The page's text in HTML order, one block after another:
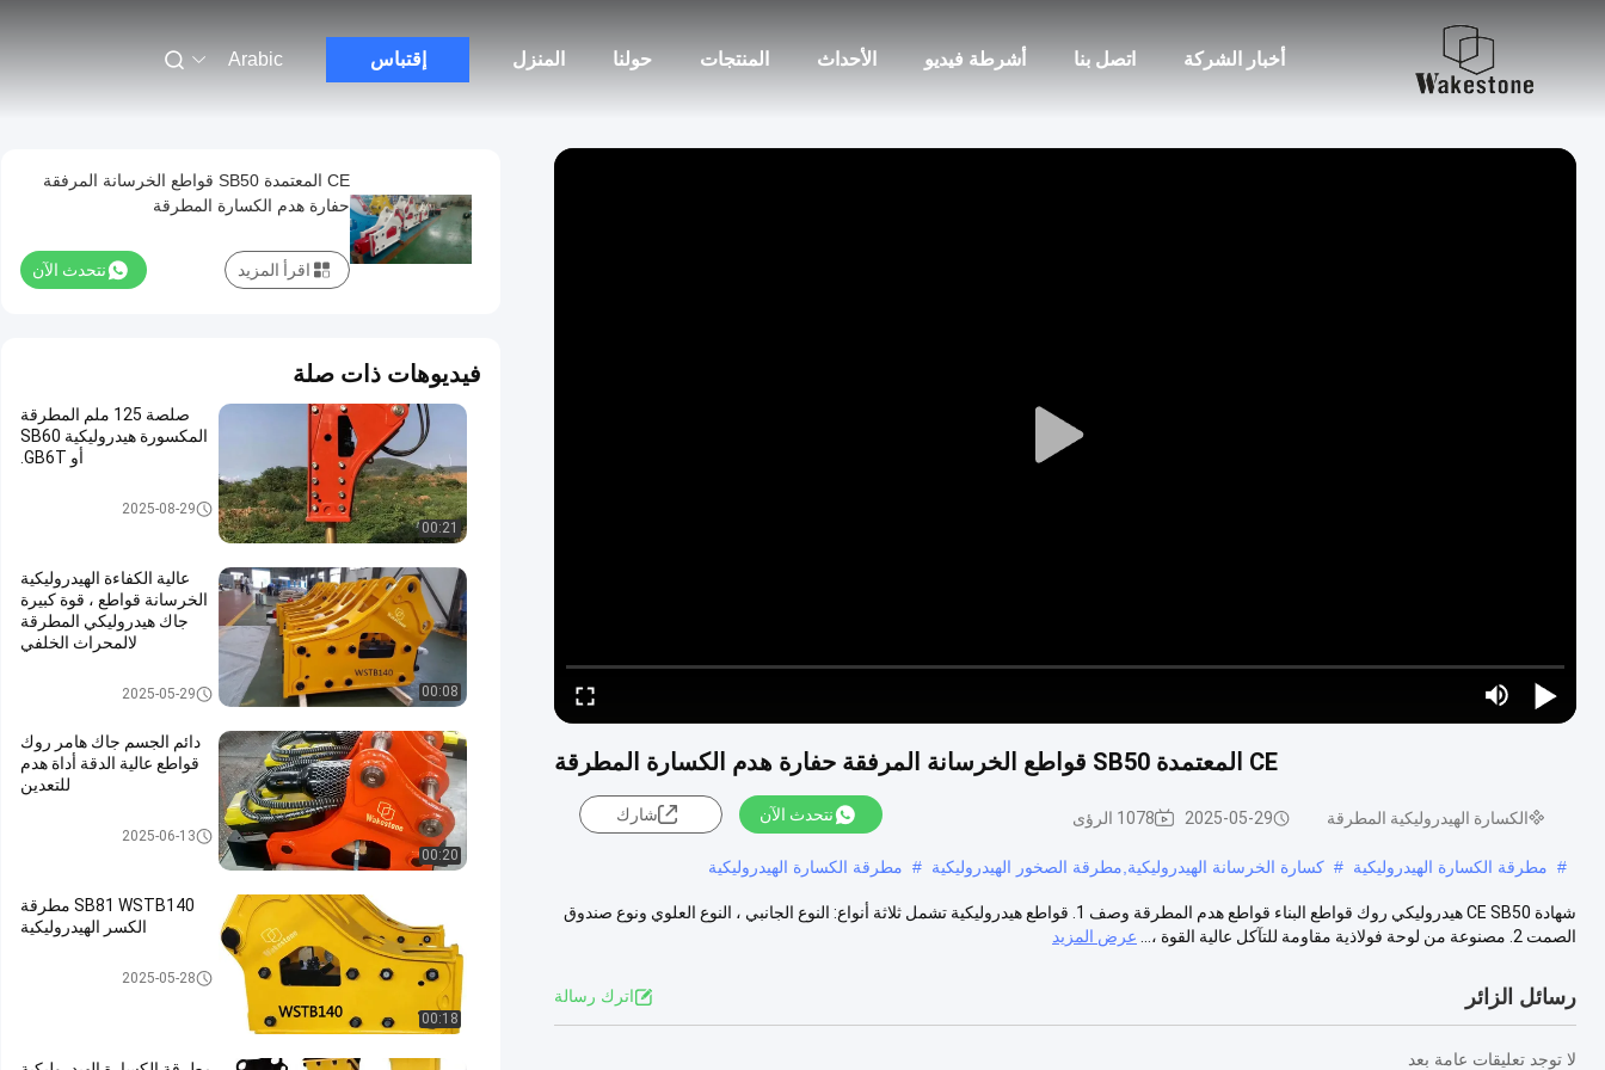
المنزل حولنا المنتجات الأحداث أشرطة فيديو اتصل بنا أخبار الشركة إقتباس Arabic
Play
Mute
Current Time0:00
Auto
CE المعتمدة SB50 قواطع الخرسانة المرفقة حفارة هدم الكسارة المطرقة
الكسارة الهيدروليكية المطرقة 2025-05-29 1078 الرؤى نتحدث الآن شارك
# مطرقة الكسارة الهيدروليكية # كسارة الخرسانة الهيدروليكية,مطرقة الصخور الهيدروليكية # مطرقة الكسارة الهيدروليكية
شهادة CE SB50 هيدروليكي روك قواطع البناء قواطع هدم المطرقة وصف 1. قواطع هيدروليكية تشمل ثلاثة أنواع: النوع الجانبي ، النوع العلوي ونوع صندوق
الصمت 2. مصنوعة من لوحة فولاذية مقاومة للتآكل عالية القوة ،...
عرض المزيد
رسائل الزائر اترك رسالة
لا توجد تعليقات عامة بعد
CE المعتمدة SB50 قواطع الخرسانة المرفقة
حفارة هدم الكسارة المطرقة
نتحدث الآن اقرأ المزيد
فيديوهات ذات صلة
00:21
صلصة 125 ملم المطرقة
المكسورة هيدروليكية SB60
أو GB6T.
الكسارة الهيدروليكية المطرقة
2025-08-29
00:08
عالية الكفاءة الهيدروليكية
الخرسانة قواطع ، قوة كبيرة
جاك هيدروليكي المطرقة
لالمحراث الخلفي
الكسارة الهيدروليكية المطرقة
2025-05-29
00:20
دائم الجسم جاك هامر روك
قواطع عالية الدقة أداة هدم
للتعدين
الكسارة الهيدروليكية المطرقة
2025-06-13
00:18
SB81 WSTB140 مطرقة
الكسر الهيدروليكية
الكسارة الهيدروليكية المطرقة
2025-05-28